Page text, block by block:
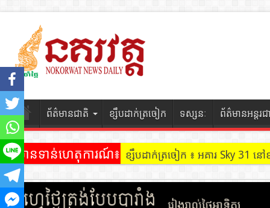
ព័ត៌មានជាតិ ខ្សឹបដាក់ត្រចៀក ទស្សនៈ ព័ត៌មានអន្តរជ
ព័ត៌មានទាន់ហេតុការណ៍៖ ខ្សឹបដាក់ត្រចៀក ៖ អគារ Sky 31